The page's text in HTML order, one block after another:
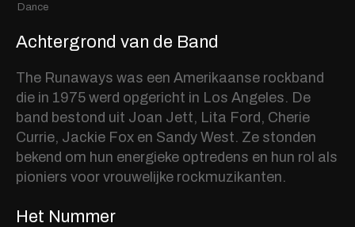
Dance
Achtergrond van de Band
The Runaways was een Amerikaanse rockband
die in 1975 werd opgericht in Los Angeles. De
band bestond uit Joan Jett, Lita Ford, Cherie
Currie, Jackie Fox en Sandy West. Ze stonden
bekend om hun energieke optredens en hun rol als
pioniers voor vrouwelijke rockmuzikanten.
Het Nummer